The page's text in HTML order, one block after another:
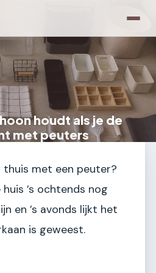
houdt als je de
met peuters
thuis met een peuter?
’s ochtends nog
en ’s avonds lijkt het
is geweest.